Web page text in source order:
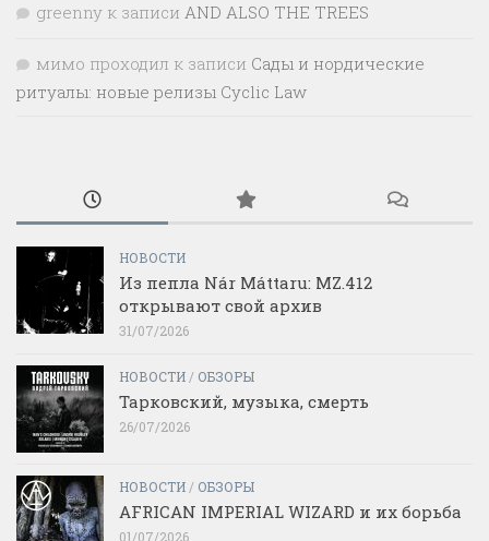
greenny к записи AND ALSO THE TREES
мимо проходил к записи Сады и нордические
ритуалы: новые релизы Cyclic Law
НОВОСТИ
Из пепла Nár Máttaru: MZ.412
открывают свой архив
31/07/2026
НОВОСТИ/ ОБЗОРЫ
Тарковский, музыка, смерть
26/07/2026
НОВОСТИ/ ОБЗОРЫ
AFRICAN IMPERIAL WIZARD и их борьба
01/07/2026